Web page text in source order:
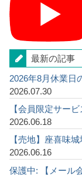
最新の記事
2026年8月休業日
2026.07.30
【会員限定サー
2026.06.18
【売地】座喜味
2026.06.16
保護中: 【メール